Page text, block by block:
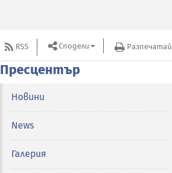
RSS Сподели Разпечатай
Пресцентър
Новини
News
Галерия